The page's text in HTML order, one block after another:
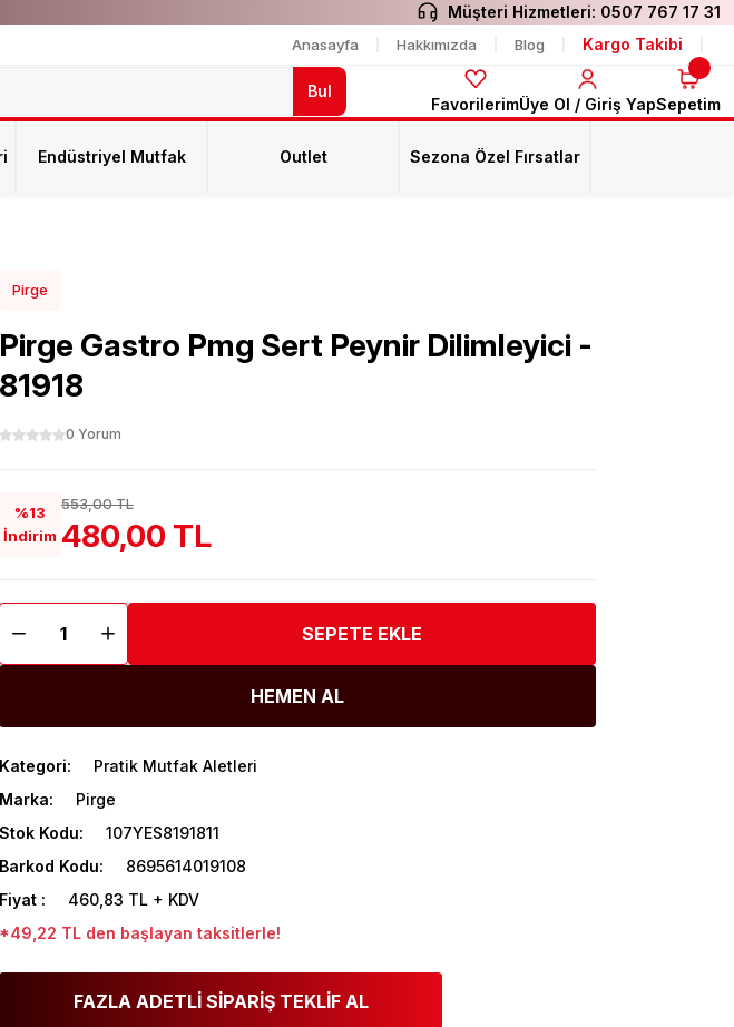
Müşteri Hizmetleri: 0507 767 17 31
Anasayfa Hakkımızda Blog Kargo Takibi
Bul
FavorilerimÜye Ol / Giriş YapSepetim
Endüstriyel Mutfak Outlet Sezona Özel Fırsatlar
Pirge
Pirge Gastro Pmg Sert Peynir Dilimleyici -
81918
0 Yorum
%13
İndirim
553,00 TL
480,00 TL
SEPETE EKLE
HEMEN AL
Kategori
Pratik Mutfak Aletleri
Marka
Pirge
Stok Kodu
107YES8191811
Barkod Kodu
8695614019108
Fiyat
460,83 TL + KDV
*49,22 TL den başlayan taksitlerle!
FAZLA ADETLİ SİPARİŞ TEKLİF AL